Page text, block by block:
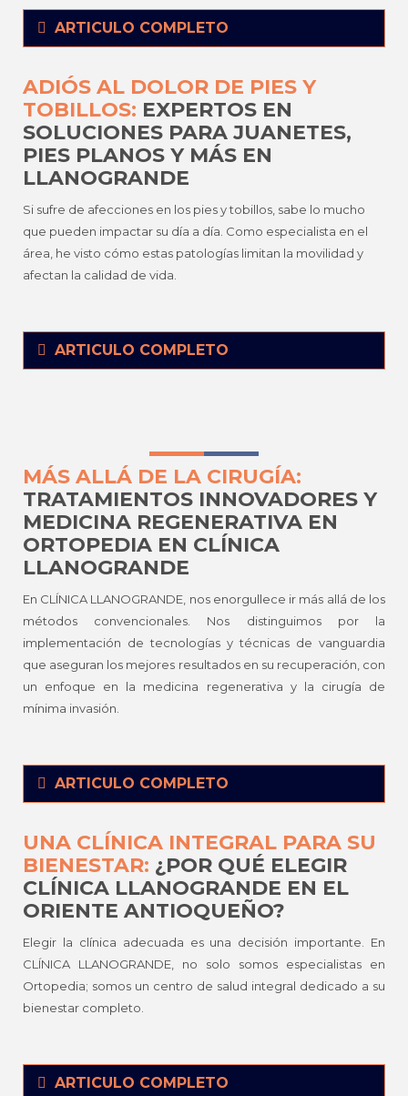
ARTICULO COMPLETO
ADIÓS AL DOLOR DE PIES Y
TOBILLOS: EXPERTOS EN
SOLUCIONES PARA JUANETES,
PIES PLANOS Y MÁS EN
LLANOGRANDE
Si sufre de afecciones en los pies y tobillos, sabe lo mucho
que pueden impactar su día a día. Como especialista en el
área, he visto cómo estas patologías limitan la movilidad y
afectan la calidad de vida.
ARTICULO COMPLETO
MÁS ALLÁ DE LA CIRUGÍA:
TRATAMIENTOS INNOVADORES Y
MEDICINA REGENERATIVA EN
ORTOPEDIA EN CLÍNICA
LLANOGRANDE
En CLÍNICA LLANOGRANDE, nos enorgullece ir más allá de los
métodos convencionales. Nos distinguimos por la
implementación de tecnologías y técnicas de vanguardia
que aseguran los mejores resultados en su recuperación, con
un enfoque en la medicina regenerativa y la cirugía de
mínima invasión.
ARTICULO COMPLETO
UNA CLÍNICA INTEGRAL PARA SU
BIENESTAR: ¿POR QUÉ ELEGIR
CLÍNICA LLANOGRANDE EN EL
ORIENTE ANTIOQUEÑO?
Elegir la clínica adecuada es una decisión importante. En
CLÍNICA LLANOGRANDE, no solo somos especialistas en
Ortopedia; somos un centro de salud integral dedicado a su
bienestar completo.
ARTICULO COMPLETO